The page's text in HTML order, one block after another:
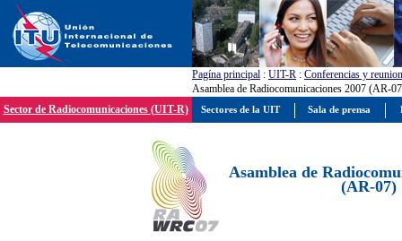
Pagína principal : UIT-R : Conferencias y
Asamblea de Radiocomunicaciones 2007 (AR-
Sector de Radiocomunicaciones (UIT-R)
Asamblea de
(AR-07)
Sectores de la UIT Sala de prensa